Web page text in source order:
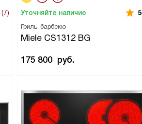
(7)
Гриль-барбекю
Miele CS1312 BG
Уточняйте наличие 5
175 800 руб.